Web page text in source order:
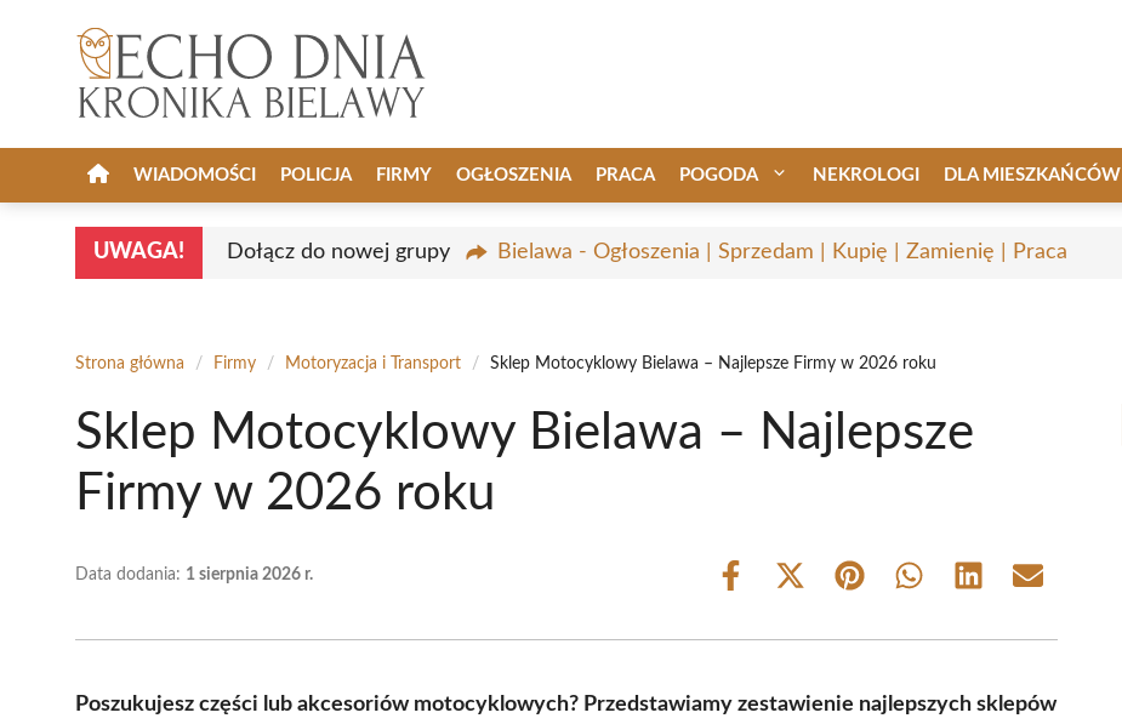
WIADOMOŚCI POLICJA FIRMY OGŁOSZENIA PRACA POGODA NEKROLOGI DLA MIESZKAŃCÓW
UWAGA! Dołącz do nowej grupy Bielawa - Ogłoszenia | Sprzedam | Kupię | Zamienię | Praca
Strona główna / Firmy / Motoryzacja i Transport / Sklep Motocyklowy Bielawa – Najlepsze Firmy w 2026 roku
Sklep Motocyklowy Bielawa – Najlepsze
Firmy w 2026 roku
Data dodania: 1 sierpnia 2026 r.
Share
Share
(Twitter)
Share Share Share Share
Poszukujesz części lub akcesoriów motocyklowych? Przedstawiamy zestawienie najlepszych sklepów